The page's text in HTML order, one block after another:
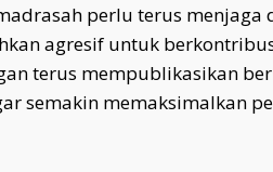
perlu terus
agresif untuk
terus mempublikasikan
semakin memaksimalkan